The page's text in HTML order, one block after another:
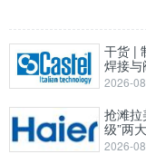
干货 |
焊接与
2026-
抢滩拉
级”两
2026-